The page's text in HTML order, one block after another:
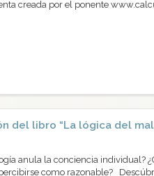
creada por el ponente
del libro “La lógica del
anula la conciencia individual?
como razonable?